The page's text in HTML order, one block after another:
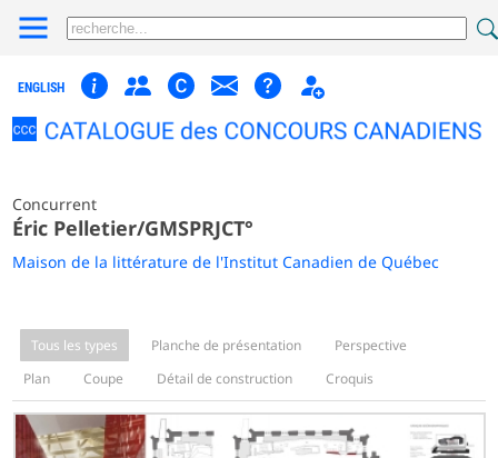
ENGLISH
Concurrent
Éric Pelletier/GMSPRJCT°
Maison de la littérature de l'Institut Canadien de Québec
Tous les types Planche de présentation
Perspective
Plan
Coupe Détail de construction Croquis